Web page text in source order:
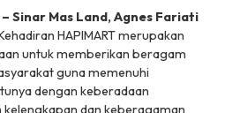
Sinar Mas Land, Agnes Fariati
HAPIMART merupakan
untuk memberikan beragam
guna memenuhi
dengan keberadaan
kelengkapan dan keberagaman